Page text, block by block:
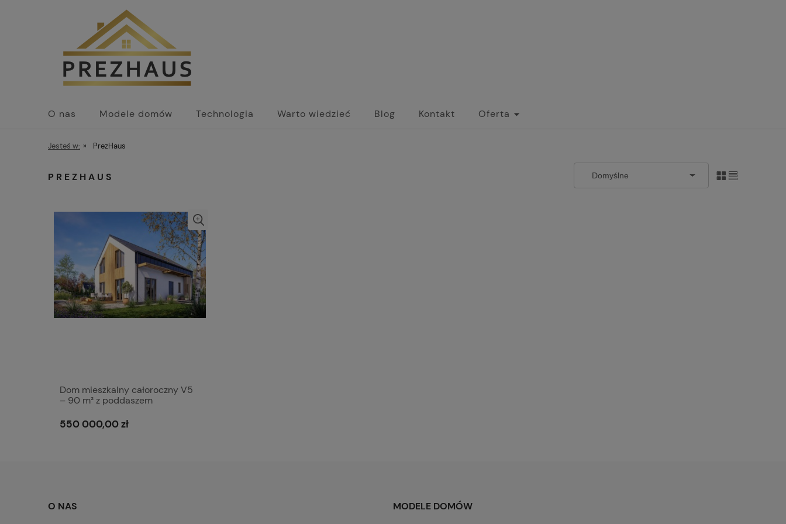
O nas Modele domów Technologia Warto wiedzieć Blog Kontakt Oferta
Jesteś w: » PrezHaus
PREZHAUS
Dom mieszkalny całoroczny V5
– 90 m² z poddaszem
550 000,00 zł
O NAS MODELE DOMÓW